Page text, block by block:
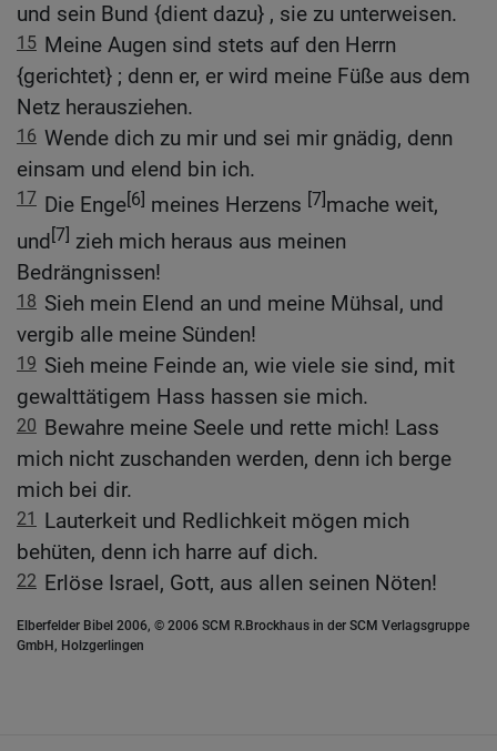
und sein Bund {dient dazu} , sie zu unterweisen.
15 Meine Augen sind stets auf den Herrn
{gerichtet} ; denn er, er wird meine Füße aus dem
Netz herausziehen.
16 Wende dich zu mir und sei mir gnädig, denn
einsam und elend bin ich.
17 Die Enge[6] meines Herzens [7]mache weit,
und[7] zieh mich heraus aus meinen
Bedrängnissen!
18 Sieh mein Elend an und meine Mühsal, und
vergib alle meine Sünden!
19 Sieh meine Feinde an, wie viele sie sind, mit
gewalttätigem Hass hassen sie mich.
20 Bewahre meine Seele und rette mich! Lass
mich nicht zuschanden werden, denn ich berge
mich bei dir.
21 Lauterkeit und Redlichkeit mögen mich
behüten, denn ich harre auf dich.
22 Erlöse Israel, Gott, aus allen seinen Nöten!
Elberfelder Bibel 2006, © 2006 SCM R.Brockhaus in der SCM Verlagsgruppe
GmbH, Holzgerlingen